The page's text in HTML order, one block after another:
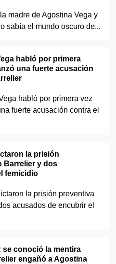
habló por primera
una fuerte acusación
la prisión
Barrelier y dos
femicidio
se conoció la mentira
engañó a Agostina